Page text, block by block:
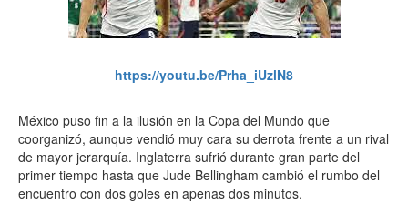
https://youtu.be/Prha_iUzlN8
México puso fin a la ilusión en la Copa del Mundo que
coorganizó, aunque vendió muy cara su derrota frente a un rival
de mayor jerarquía. Inglaterra sufrió durante gran parte del
primer tiempo hasta que Jude Bellingham cambió el rumbo del
encuentro con dos goles en apenas dos minutos.